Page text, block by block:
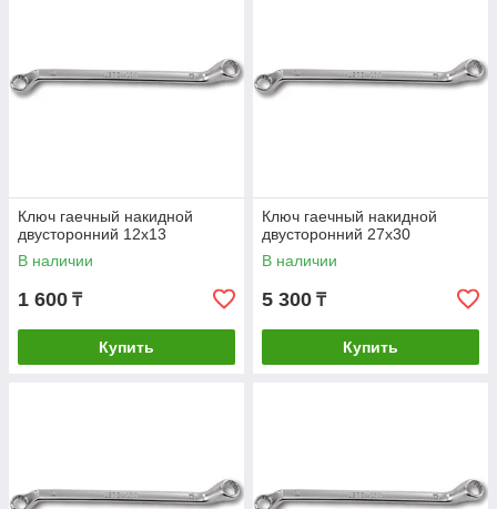
Ключ гаечный накидной
двусторонний 12х13
В наличии
1 600 ₸
Купить
Ключ гаечный накидной
двусторонний 27х30
В наличии
5 300 ₸
Купить